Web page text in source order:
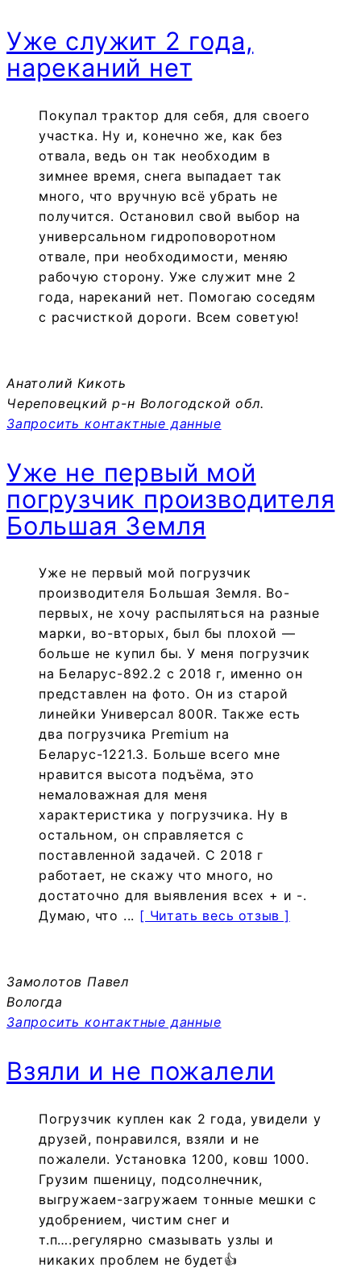
Уже служит 2 года,
нареканий нет
Покупал трактор для себя, для своего
участка. Ну и, конечно же, как без
отвала, ведь он так необходим в
зимнее время, снега выпадает так
много, что вручную всё убрать не
получится. Остановил свой выбор на
универсальном гидроповоротном
отвале, при необходимости, меняю
рабочую сторону. Уже служит мне 2
года, нареканий нет. Помогаю соседям
с расчисткой дороги. Всем советую!
Анатолий Кикоть
Череповецкий р-н Вологодской обл.
Запросить контактные данные
Уже не первый мой
погрузчик производителя
Большая Земля
Уже не первый мой погрузчик
производителя Большая Земля. Во-
первых, не хочу распыляться на разные
марки, во-вторых, был бы плохой —
больше не купил бы. У меня погрузчик
на Беларус-892.2 с 2018 г, именно он
представлен на фото. Он из старой
линейки Универсал 800R. Также есть
два погрузчика Premium на
Беларус-1221.3. Больше всего мне
нравится высота подъёма, это
немаловажная для меня
характеристика у погрузчика. Ну в
остальном, он справляется с
поставленной задачей. С 2018 г
работает, не скажу что много, но
достаточно для выявления всех + и -.
Думаю, что ... [ Читать весь отзыв ]
Замолотов Павел
Вологда
Запросить контактные данные
Взяли и не пожалели
Погрузчик куплен как 2 года, увидели у
друзей, понравился, взяли и не
пожалели. Установка 1200, ковш 1000.
Грузим пшеницу, подсолнечник,
выгружаем-загружаем тонные мешки с
удобрением, чистим снег и
т.п….регулярно смазывать узлы и
никаких проблем не будет👍